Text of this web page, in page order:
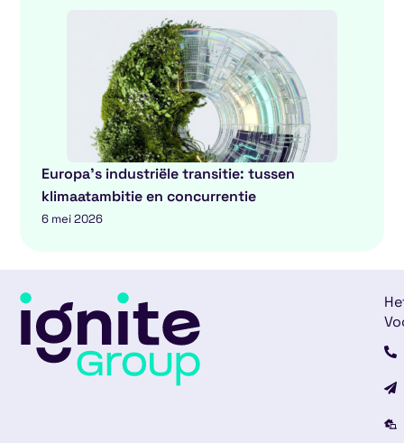
Europa’s industriële transitie: tussen
klimaatambitie en concurrentie
6 mei 2026